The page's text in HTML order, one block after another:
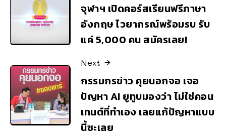
จุฬาฯ เปิดคอร์สเรียนฟรีภาษา
อังกฤษ ไวยากรณ์พร้อมรบ รับ
แค่ 5,000 คน สมัครเลย!
Next
กรรมกรข่าว คุยนอกจอ เจอ
ปัญหา AI ยูทูบมองว่า ไม่ใช่คอน
เทนต์ที่ทำเอง เลยแก้ปัญหาแบบ
นี้ซะเลย